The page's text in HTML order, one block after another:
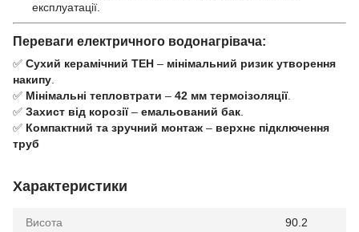
експлуатації.
Переваги електричного водонагрівача:
✅ Сухий керамічний ТЕН – мінімальний ризик утворення
накипу
✅ Мінімальні тепловтрати – 42 мм термоізоляції.
✅ Захист від корозії– емальований бак
✅ Компактний та зручний монтаж – верхнє підключення
труб
Характеристики
Висота 90.2